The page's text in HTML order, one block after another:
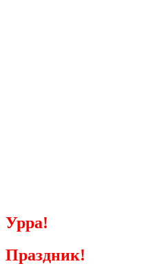
Урра!
Праздник!